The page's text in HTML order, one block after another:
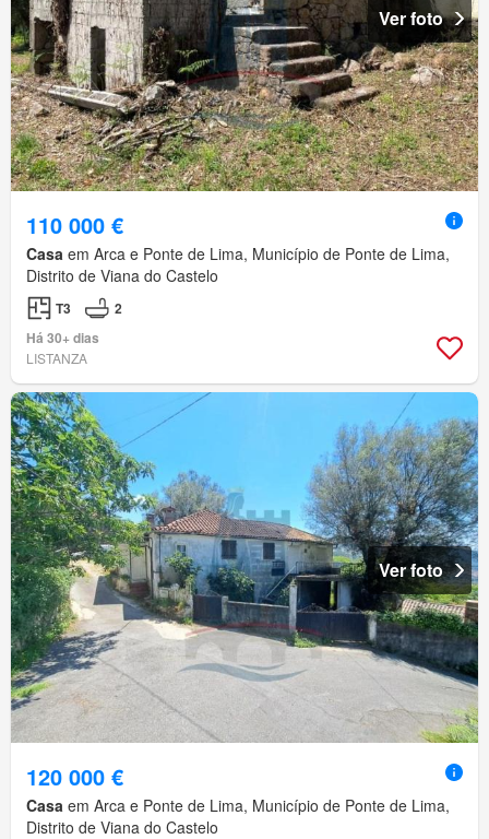
Ver foto
110 000 €
Casa em Arca e Ponte de Lima, Município de Ponte de Lima,
Distrito de Viana do Castelo
T3
2
Há 30+ dias
LISTANZA
Ver foto
120 000 €
Casa em Arca e Ponte de Lima, Município de Ponte de Lima,
Distrito de Viana do Castelo